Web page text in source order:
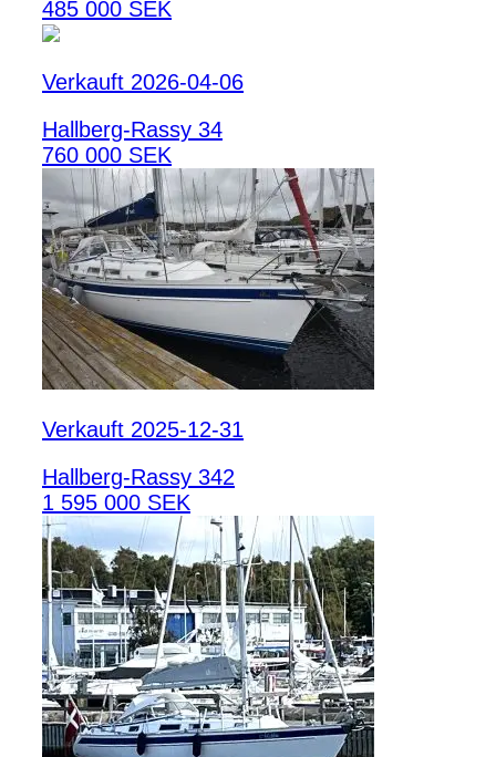
485 000 SEK
Verkauft 2026-04-06
Hallberg-Rassy 34
760 000 SEK
Verkauft 2025-12-31
Hallberg-Rassy 342
1 595 000 SEK